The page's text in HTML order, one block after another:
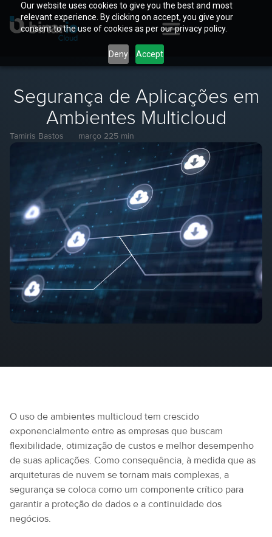
Our website uses cookies to give you the best and most
relevant experience. By clicking on accept, you give your
consent to the use of cookies as per our privacy policy.
Deny Accept
Segurança de Aplicações em
Ambientes Multicloud
Tamiris Bastos março 225 min
O uso de ambientes multicloud tem crescido
exponencialmente entre as empresas que buscam
flexibilidade, otimização de custos e melhor desempenho
de suas aplicações. Como consequência, à medida que as
arquiteturas de nuvem se tornam mais complexas, a
segurança se coloca como um componente crítico para
garantir a proteção de dados e a continuidade dos
negócios.